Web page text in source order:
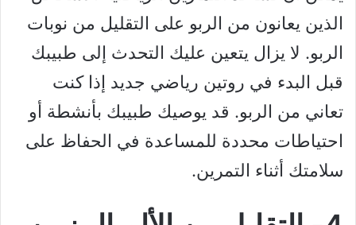
الذين يعانون من الربو على التقليل من نوبات
الربو. لا يزال يتعين عليك التحدث إلى طبيبك
قبل البدء في روتين رياضي جديد إذا كنت
تعاني من الربو. قد يوصيك طبيبك بأنشطة أو
احتياطات محددة للمساعدة في الحفاظ على
سلامتك أثناء التمرين.